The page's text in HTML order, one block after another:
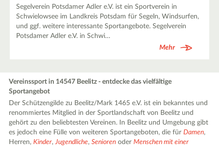
Segelverein Potsdamer Adler e.V. ist ein Sportverein in
Schwielowsee im Landkreis Potsdam für Segeln, Windsurfen,
und ggf. weitere interessante Sportangebote. Segelverein
Potsdamer Adler e.V. in Schwi…
Mehr
Vereinssport in 14547 Beelitz - entdecke das vielfältige
Sportangebot
Der Schützengilde zu Beelitz/Mark 1465 e.V. ist ein bekanntes und
renommiertes Mitglied in der Sportlandschaft von Beelitz und
gehört zu den beliebtesten Vereinen. In Beelitz und Umgebung gibt
es jedoch eine Fülle von weiteren Sportangeboten, die fürDamen,
Herren,Kinder,Jugendliche,Senioren oderMenschen mit einer